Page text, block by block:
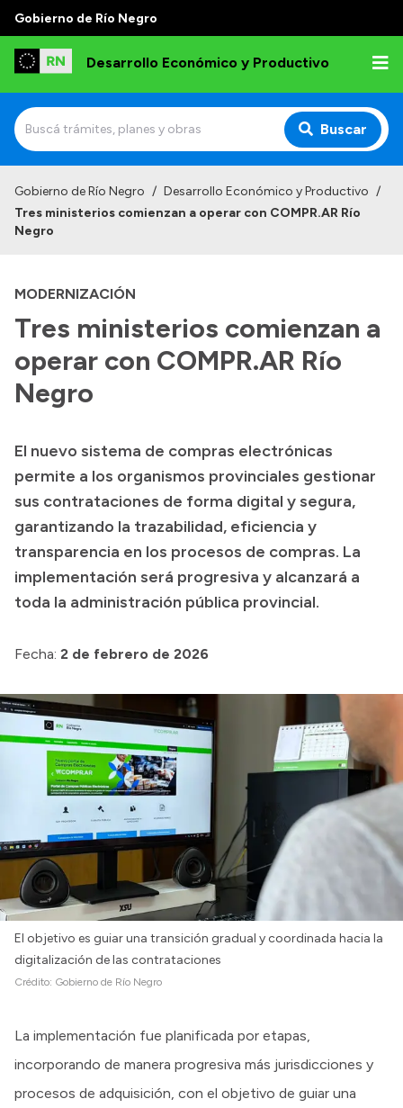
Gobierno de Río Negro
Desarrollo Económico y Productivo
Buscar
Institucional
Autoridades
Delegaciones
Normativa
Presupuesto
Boletín Oficial
Compras y licitaciones
Consulta de expedientes
Consulta de pago a proveedores
Convocatorias
Gobierno de Río Negro / Desarrollo Económico y Productivo /
Tres ministerios comienzan a operar con COMPR.AR Río
Negro
MODERNIZACIÓN
Tres ministerios comienzan a
operar con COMPR.AR Río
Negro
El nuevo sistema de compras electrónicas
permite a los organismos provinciales gestionar
sus contrataciones de forma digital y segura,
garantizando la trazabilidad, eficiencia y
transparencia en los procesos de compras. La
implementación será progresiva y alcanzará a
toda la administración pública provincial.
Fecha: 2 de febrero de 2026
El objetivo es guiar una transición gradual y coordinada hacia la
digitalización de las contrataciones
Crédito: Gobierno de Río Negro
La implementación fue planificada por etapas,
incorporando de manera progresiva más jurisdicciones y
procesos de adquisición, con el objetivo de guiar una